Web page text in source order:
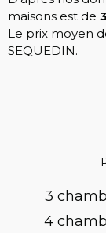
maisons est de
Le prix moyen
SEQUEDIN.
3
4